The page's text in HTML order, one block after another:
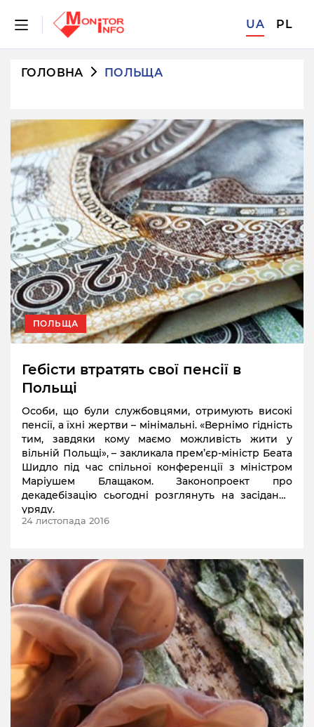
UA PL
ГОЛОВНА ПОЛЬЩА
ПОЛЬЩА
Гебісти втратять свої пенсії в
Польщі
Особи, що були службовцями, отримують високі
пенсії, а їхні жертви – мінімальні. «Вернімо гідність
тим, завдяки кому маємо можливість жити у
вільній Польщі», – закликала прем’єр-міністр Беата
Шидло під час спільної конференції з міністром
Маріушем Блащаком. Законопроект про
декадебізацію сьогодні розглянуть на засідання
уряду.
24 листопада 2016